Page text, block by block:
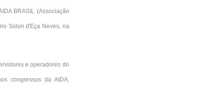
BRASIL (Associação
Solon d'Eça Neves, na
e operadores do
congressos da AIDA,